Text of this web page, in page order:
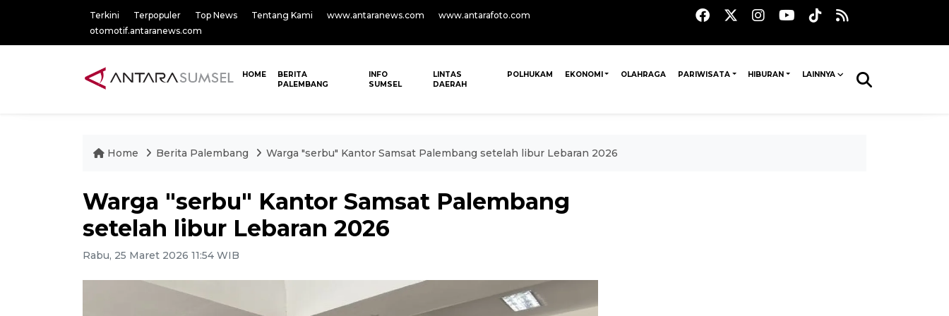
Terkini Terpopuler Top News Tentang Kami www.antaranews.com
www.antarafoto.com
otomotif.antaranews.com
HOME
BERITA
PALEMBANG
INFO
SUMSEL
LINTAS
DAERAH
POLHUKAM EKONOMI OLAHRAGA PARIWISATA HIBURAN LAINNYA
Home Berita Palembang Warga "serbu" Kantor Samsat Palembang setelah libur Lebaran 2026
Warga "serbu" Kantor Samsat Palembang
setelah libur Lebaran 2026
Rabu, 25 Maret 2026 11:54 WIB